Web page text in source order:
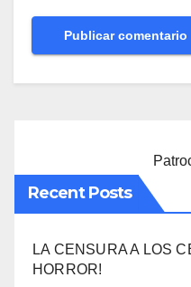
Recent Posts
LA CENSURA A LOS
HORROR!